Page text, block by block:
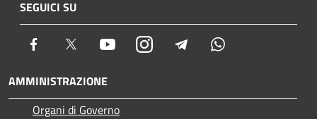
SEGUICI SU
Facebook Twitter YoutubeInstagram Telegram
AMMINISTRAZIONE
Organi di Governo